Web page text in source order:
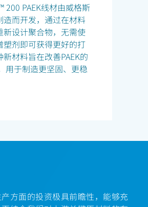
200 PAEK线材由威格斯
造而开发，通过在材料
新设计聚合物，无需使
塑剂即可获得更好的打
材料旨在改善PAEK的
用于制造更坚固、更稳
方面的投资极具前瞻性，能够充